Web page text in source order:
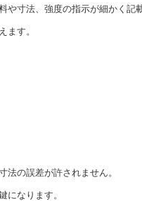
寸法、強度の指示が細かく記
ます。
法の誤差が許されません。
になります。